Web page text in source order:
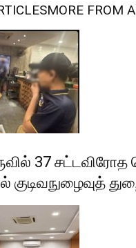
MORE FROM
37
குடிவநுழைவுத்